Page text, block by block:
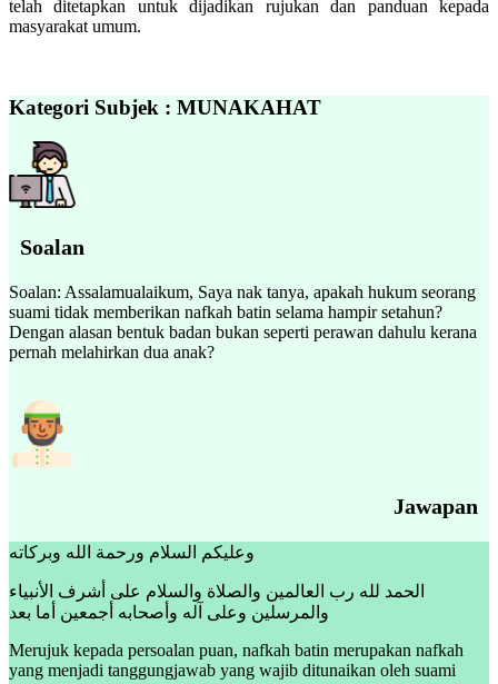
telah ditetapkan untuk dijadikan rujukan dan panduan kepada
masyarakat umum.
Kategori Subjek : MUNAKAHAT
Soalan
Soalan: Assalamualaikum, Saya nak tanya, apakah hukum seorang
suami tidak memberikan nafkah batin selama hampir setahun?
Dengan alasan bentuk badan bukan seperti perawan dahulu kerana
pernah melahirkan dua anak?
Jawapan
وعليكم السلام ورحمة الله وبركاته
الحمد لله رب العالمين والصلاة والسلام على أشرف الأنبياء
والمرسلين وعلى آله وأصحابه أجمعين أما بعد
Merujuk kepada persoalan puan, nafkah batin merupakan nafkah
yang menjadi tanggungjawab yang wajib ditunaikan oleh suami